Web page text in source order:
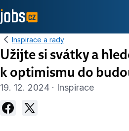
Inspirace a rady
Užijte si svátky a
k optimismu do
19. 12. 2024 · Inspirace